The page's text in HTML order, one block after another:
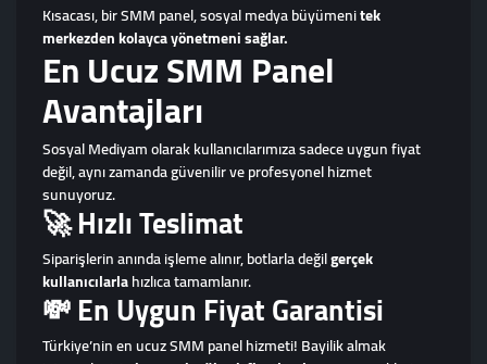
Kısacası, bir SMM panel, sosyal medya büyümenitek
merkezden kolayca yönetmeni sağlar.
En Ucuz SMM Panel
Avantajları
Sosyal Mediyam olarak kullanıcılarımıza sadece uygun fiyat
değil, aynı zamanda güvenilir ve profesyonel hizmet
sunuyoruz.
🚀 Hızlı Teslimat
Siparişlerin anında işleme alınır, botlarla değilgerçek
kullanıcılarlahızlıca tamamlanır.
💸 En Uygun Fiyat Garantisi
Türkiye’nin en ucuz SMM panel hizmeti! Bayilik almak